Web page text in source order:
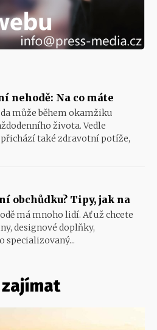
nehodě: Na co máte
může během okamžiku
života. Vedle
také zdravotní potíže,
obchůdku? Tipy, jak na
má mnoho lidí. Ať už chcete
designové doplňky,
specializovaný...
zajímat